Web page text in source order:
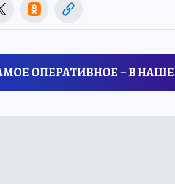
ОПЕРАТИВНОЕ – В